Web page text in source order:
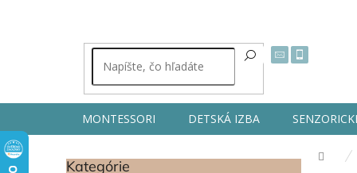
MONTESSORI DETSKÁ IZBA
Preskočiť
Kategórie